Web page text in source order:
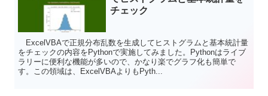
チェック
ExcelVBAで正規分布乱数を生成してヒストグラムと基本統計量
をチェックの内容をPythonで実施してみました。Pythonはライブ
ラリーに便利な機能が多いので、かなり楽でグラフ化も簡単で
す。この領域は、ExcelVBAよりもPyth...